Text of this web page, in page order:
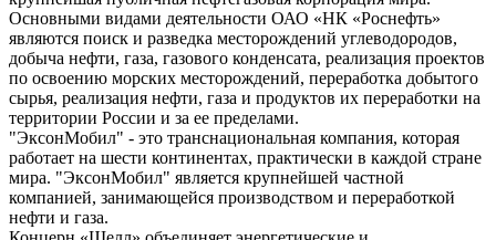
Основными видами деятельности ОАО «НК «Роснефть»
являются поиск и разведка месторождений углеводородов,
добыча нефти, газа, газового конденсата, реализация проектов
по освоению морских месторождений, переработка добытого
сырья, реализация нефти, газа и продуктов их переработки на
территории России и за ее пределами.
"ЭксонМобил" - это транснациональная компания, которая
работает на шести континентах, практически в каждой стране
мира. "ЭксонМобил" является крупнейшей частной
компанией, занимающейся производством и переработкой
нефти и газа.